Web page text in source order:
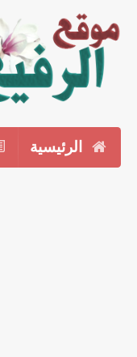
الرئيسية